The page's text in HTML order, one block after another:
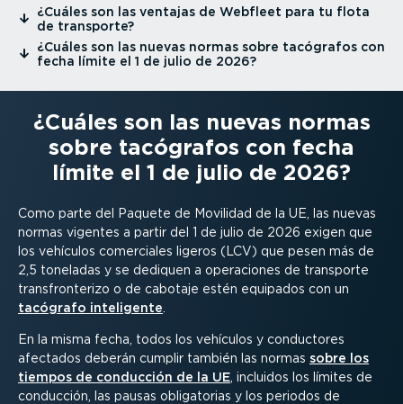
⁠¿Cuáles son las ventajas de Webfleet para tu flota
de transporte?
⁠¿Cuáles son las nuevas normas sobre tacógrafos con
fecha límite el 1 de julio de 2026?
¿Cuáles son las nuevas normas
sobre tacógrafos con fecha
límite el 1 de julio de 2026?
Como parte del Paquete de Movilidad de la UE, las nuevas
normas vigentes a partir del 1 de julio de 2026 exigen que
los vehículos comerciales ligeros (LCV) que pesen más de
2,5 toneladas y se dediquen a operaciones de transporte
trans­fron­terizo o de cabotaje estén equipados con un
tacógrafo inteligente
En la misma fecha, todos los vehículos y conductores
afectados deberán cumplir también las normas sobre los
tiempos de conducción de la UE , incluidos los límites de
conducción, las pausas obliga­torias y los periodos de